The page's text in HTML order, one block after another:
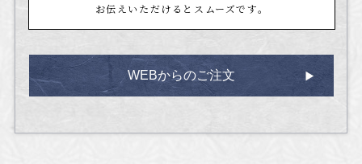
お伝えいただけるとスムーズです。
WEBからのご注文